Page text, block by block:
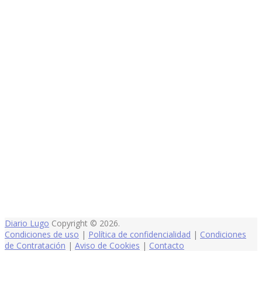
Diario Lugo Copyright © 2026.
Condiciones de uso | Política de confidencialidad | Condiciones
de Contratación | Aviso de Cookies | Contacto